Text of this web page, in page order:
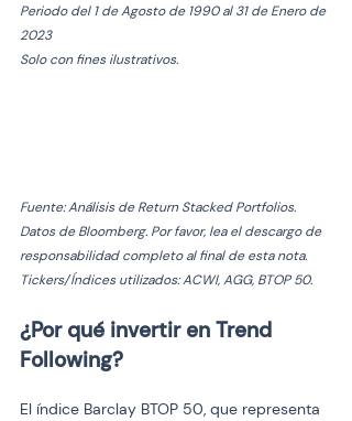
Periodo del 1 de Agosto de 1990 al 31 de Enero de
2023
Solo con fines ilustrativos.
Fuente: Análisis de Return Stacked Portfolios.
Datos de Bloomberg. Por favor, lea el descargo de
responsabilidad completo al final de esta nota.
Tickers/Índices utilizados: ACWI, AGG, BTOP 50.
¿Por qué invertir en Trend
Following?
El índice Barclay BTOP 50, que representa